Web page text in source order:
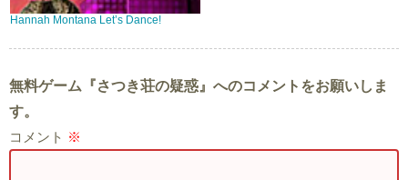
Hannah Montana Let’s Dance!
無料ゲーム『さつき荘の疑惑』へのコメントをお願いしま
す。
コメント ※